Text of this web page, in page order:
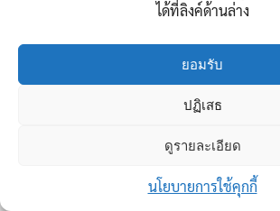
ได้ที่ลิงค์ด้านล่าง
ยอมรับ
ปฏิเสธ
ดูรายละเอียด
นโยบายการใช้คุกกี้